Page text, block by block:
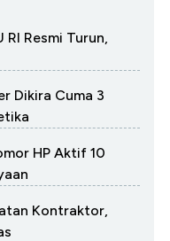
RI Resmi Turun,
Dikira Cuma 3
HP Aktif 10
Kontraktor,